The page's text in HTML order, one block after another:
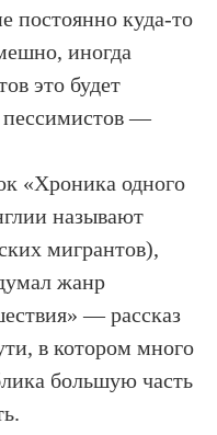
постоянно куда-то
иногда
это будет
пессимистов —
«Хроника одного
называют
мигрантов),
жанр
— рассказ
в котором много
большую часть